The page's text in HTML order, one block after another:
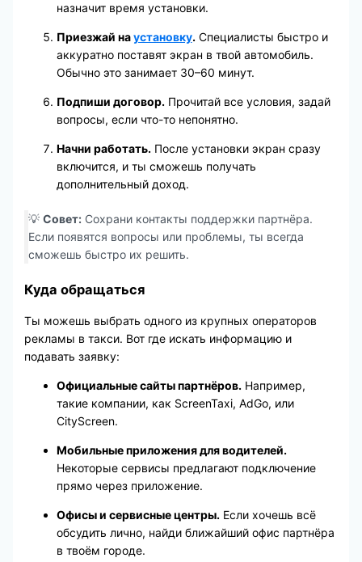
назначит время установки.
Приезжай наустановку.Специалисты быстро и
аккуратно поставят экран в твой автомобиль.
Обычно это занимает 30–60 минут.
Подпиши договор.Прочитай все условия, задай
вопросы, если что-то непонятно.
Начни работать.После установки экран сразу
включится, и ты сможешь получать
дополнительный доход.
💡 Совет:Сохрани контакты поддержки партнёра.
Если появятся вопросы или проблемы, ты всегда
сможешь быстро их решить.
Куда обращаться
Ты можешь выбрать одного из крупных операторов
рекламы в такси. Вот где искать информацию и
подавать заявку:
Официальные сайты партнёров.Например,
такие компании, как ScreenTaxi, AdGo, или
CityScreen.
Мобильные приложения для водителей.
Некоторые сервисы предлагают подключение
прямо через приложение.
Офисы и сервисные центры.Если хочешь всё
обсудить лично, найди ближайший офис партнёра
в твоём городе.